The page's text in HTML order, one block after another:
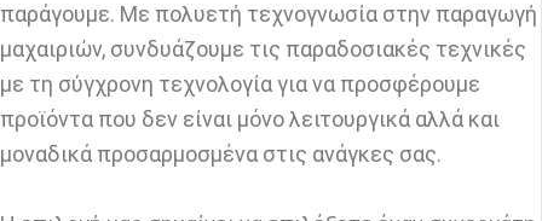
παράγουμε. Με πολυετή τεχνογνωσία στην παραγωγή
μαχαιριών, συνδυάζουμε τις παραδοσιακές τεχνικές
με τη σύγχρονη τεχνολογία για να προσφέρουμε
προϊόντα που δεν είναι μόνο λειτουργικά αλλά και
μοναδικά προσαρμοσμένα στις ανάγκες σας.